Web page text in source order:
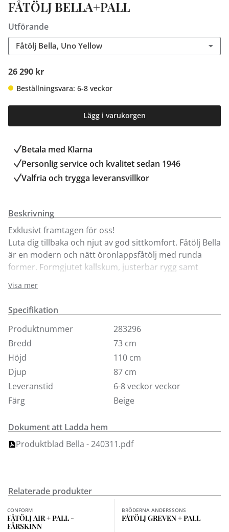
FÅTÖLJ BELLA+PALL
Utförande
Fåtölj Bella, Uno Yellow
26 290 kr
Beställningsvara: 6-8 veckor
Lägg i varukorgen
Betala med Klarna
Personlig service och kvalitet sedan 1946
Valfria och trygga leveransvillkor
Beskrivning
Exklusivt framtagen för oss!
Luta dig tillbaka och njut av god sittkomfort. Fåtölj Bella
är en modern och nätt öronlappsfåtölj med runda
former. Formgjutet kallskum, justerbar rygg samt
tyger och i läder. För fler tyger och färger besök våra
butiker.
Visa mer
Specifikation
Produktnummer
283296
Bredd
73 cm
Höjd
110 cm
Djup
87 cm
Leveranstid
6-8 veckor veckor
Färg
Beige
Dokument att Ladda hem
Produktblad Bella - 240311.pdf
Relaterade produkter
Finns i fler val (4)
CONFORM
FÅTÖLJ AIR + PALL -
FÅRSKINN
BRÖDERNA ANDERSSONS
FÅTÖLJ GREVEN + PALL